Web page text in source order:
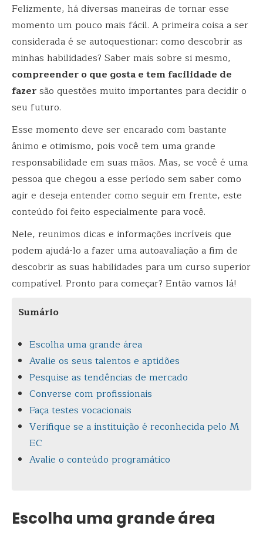
Felizmente, há diversas maneiras de tornar esse
momento um pouco mais fácil. A primeira coisa a ser
considerada é se autoquestionar: como descobrir as
minhas habilidades? Saber mais sobre si mesmo,
compreender o que gosta e tem facilidade de
fazersão questões muito importantes para decidir o
seu futuro.
Esse momento deve ser encarado com bastante
ânimo e otimismo, pois você tem uma grande
responsabilidade em suas mãos. Mas, se você é uma
pessoa que chegou a esse período sem saber como
agir e deseja entender como seguir em frente, este
conteúdo foi feito especialmente para você.
Nele, reunimos dicas e informações incríveis que
podem ajudá-lo a fazer uma autoavaliação a fim de
descobrir as suas habilidades para um curso superior
compatível. Pronto para começar? Então vamos lá!
Sumário
Escolha uma grande área
Avalie os seus talentos e aptidões
Pesquise as tendências de mercado
Converse com profissionais
Faça testes vocacionais
Verifique se a instituição é reconhecida pelo M
EC
Avalie o conteúdo programático
Escolha uma grande área